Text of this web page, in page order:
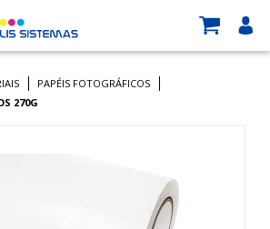
PAPÉIS FOTOGRÁFICOS
270G